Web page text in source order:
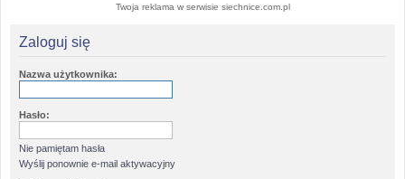
Twoja reklama w serwisie siechnice.com.pl
Zaloguj się
Nazwa użytkownika:
Hasło:
Nie pamiętam hasła
Wyślij ponownie e-mail aktywacyjny